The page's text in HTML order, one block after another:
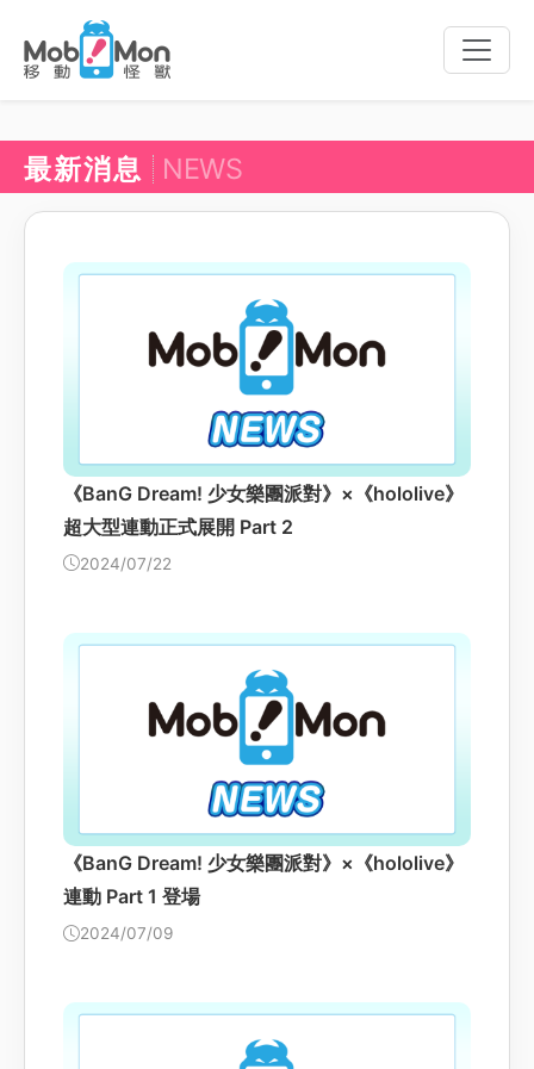
Toggle
最新消息 NEWS
《BanG Dream! 少女樂團派對》×《hololive》
超大型連動正式展開 Part 2
2024/07/22
《BanG Dream! 少女樂團派對》×《hololive》
連動 Part 1 登場
2024/07/09